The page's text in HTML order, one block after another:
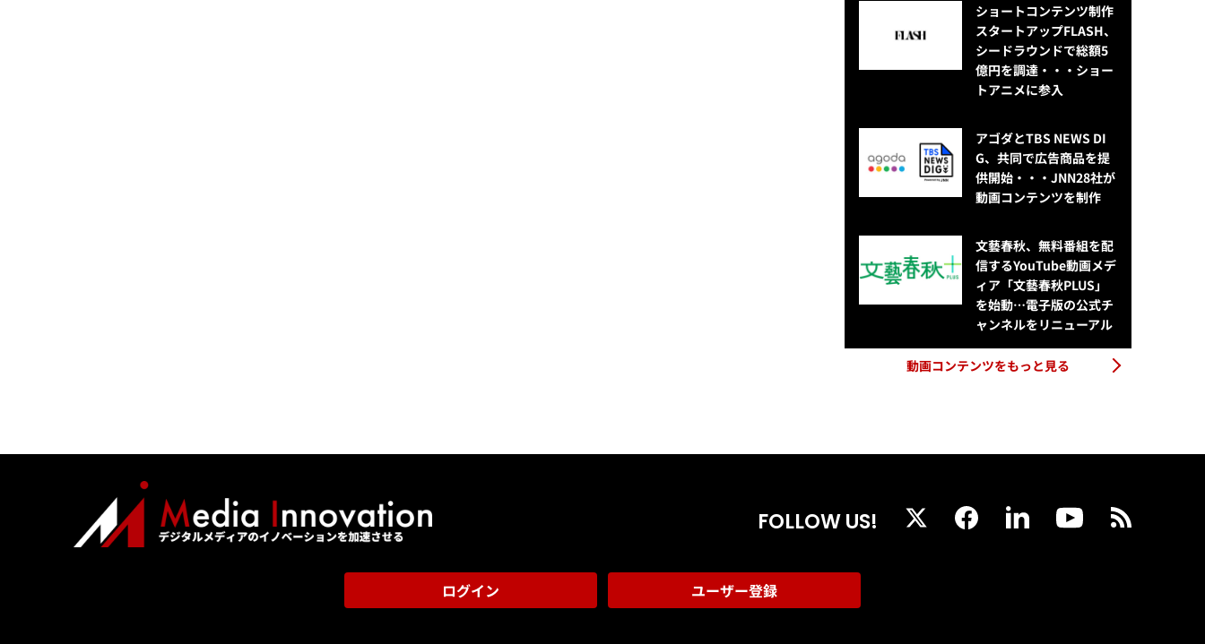
ショートコンテンツ制作
スタートアップFLASH、
シードラウンドで総額5
億円を調達・・・ショー
トアニメに参入
アゴダとTBS NEWS DI
G、共同で広告商品を提
供開始・・・JNN28社が
動画コンテンツを制作
文藝春秋、無料番組を配
信するYouTube動画メデ
ィア「文藝春秋PLUS」
を始動…電子版の公式チ
ャンネルをリニューアル
動画コンテンツをもっと見る
FOLLOW US!
ログイン ユーザー登録